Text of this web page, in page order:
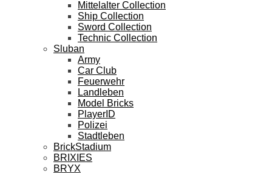
Mittelalter Collection
Ship Collection
Sword Collection
Technic Collection
Sluban
Army
Car Club
Feuerwehr
Landleben
Model Bricks
PlayerID
Polizei
Stadtleben
BrickStadium
BRIXIES
BRYX